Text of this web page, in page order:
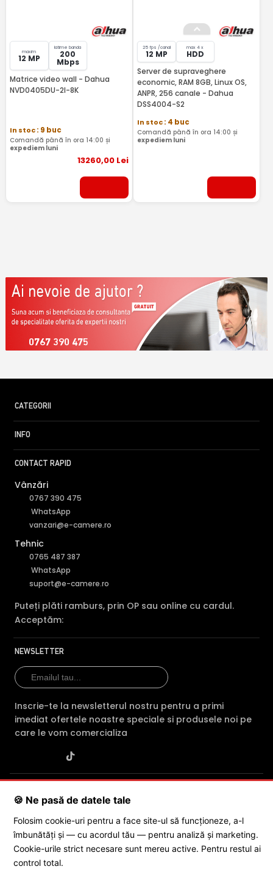
maxim
12 MP
latime banda
200
Mbps
Matrice video wall - Dahua
NVD0405DU-2I-8K
In stoc: 9 buc
Comandă până în ora 14:00 și
expediem luni
13260,00Lei
25 fps /canal
12 MP
max 4 x
HDD
Server de supraveghere
economic, RAM 8GB, Linux OS,
ANPR, 256 canale - Dahua
DSS4004-S2
In stoc: 4 buc
Comandă până în ora 14:00 și
expediem luni
0767 390 475
CATEGORII
INFO
CONTACT RAPID
Vânzări
0767 390 475
WhatsApp
vanzari@e-camere.ro
Tehnic
0765 487 387
WhatsApp
suport@e-camere.ro
Puteți plăti ramburs, prin OP sau online cu cardul.
Acceptăm:
NEWSLETTER
Inscrie-te la newsletterul nostru pentru a primi
imediat ofertele noastre speciale si produsele noi pe
care le vom comercializa
J2015001227161· Capital social: 200 RON · Sediu: Str. Petrache
© 2026 SC POLITES ONLINE SRL
🍪 Ne pasă de datele tale
Folosim cookie-uri pentru a face site-ul să funcționeze, a-l
îmbunătăți și — cu acordul tău — pentru analiză și marketing.
Cookie-urile strict necesare sunt mereu active. Pentru restul ai
control total.